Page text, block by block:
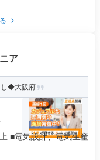
ア
◆大阪府
■電気設計、電気生産